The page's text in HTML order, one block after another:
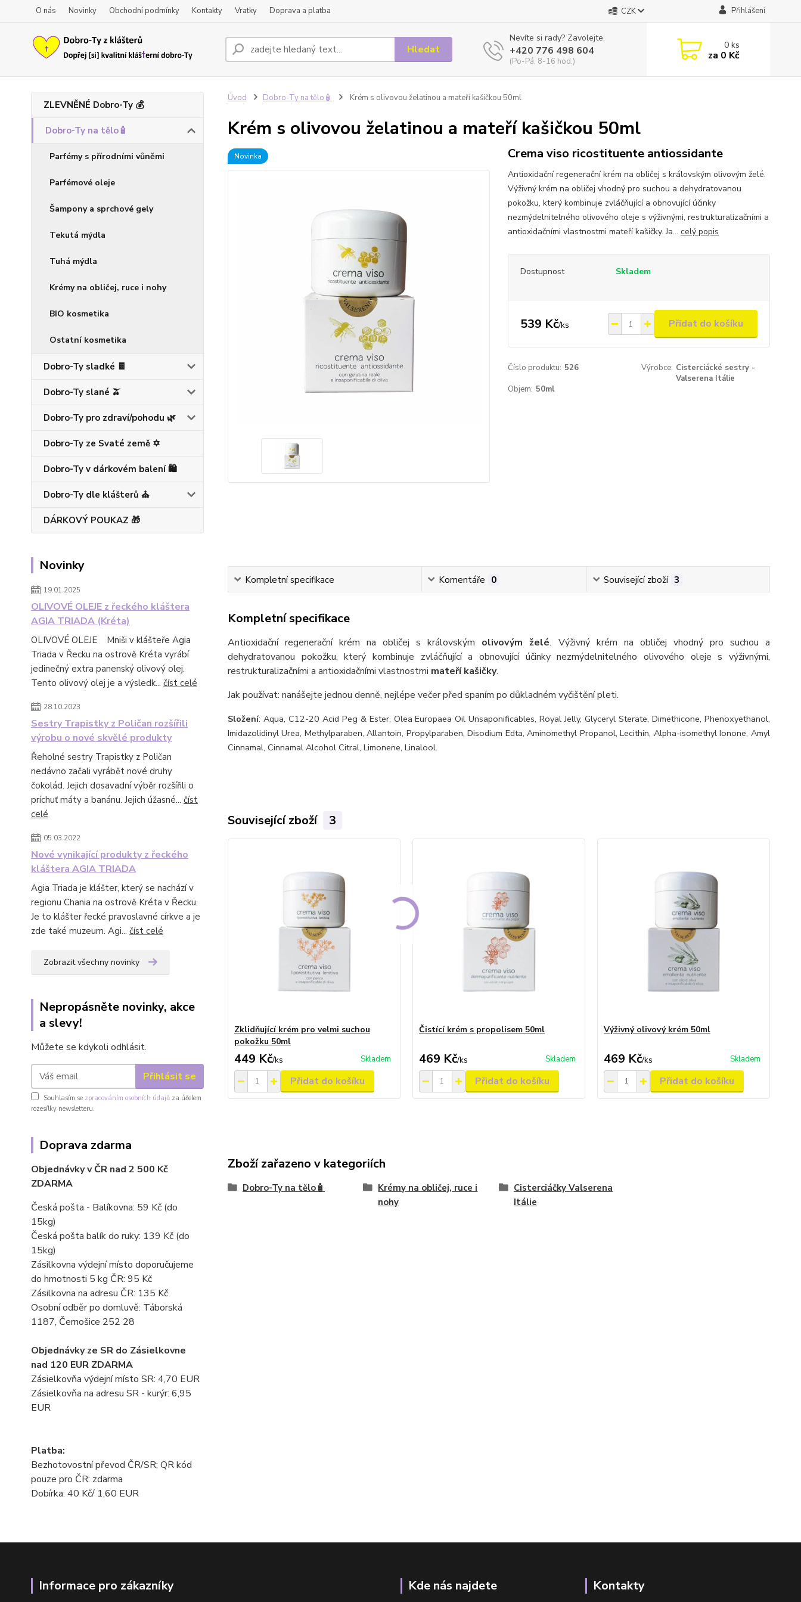
O nás Novinky Obchodní podmínky Kontakty Vratky Doprava a platba CZK Přihlášení
Hledat
Nevíte si rady? Zavolejte.
+420 776 498 604
(Po-Pá, 8-16 hod.)
0ks
za 0 Kč
ZLEVNĚNÉ Dobro-Ty 💰
Dobro-Ty na tělo🧴
Parfémy s přírodními vůněmi
Parfémové oleje
Šampony a sprchové gely
Tekutá mýdla
Tuhá mýdla
Krémy na obličej, ruce i nohy
BIO kosmetika
Ostatní kosmetika
Dobro-Ty sladké 🍫
Dobro-Ty slané 🫒
Dobro-Ty pro zdraví/pohodu 🌿
Dobro-Ty ze Svaté země ✡️
Dobro-Ty v dárkovém balení 🛍️
Dobro-Ty dle klášterů ⛪
DÁRKOVÝ POUKAZ 🎁
Novinky
19.01.2025
OLIVOVÉ OLEJE z řeckého kláštera
AGIA TRIADA (Kréta)
OLIVOVÉ OLEJE Mniši v klášteře Agia
Triada v Řecku na ostrově Kréta vyrábí
jedinečný extra panenský olivový olej.
Tento olivový olej je a výsledk... číst celé
28.10.2023
Sestry Trapistky z Poličan rozšířili
výrobu o nové skvělé produkty
Řeholné sestry Trapistky z Poličan
nedávno začali vyrábět nové druhy
čokolád. Jejich dosavadní výběr rozšířili o
príchuť máty a banánu. Jejich úžasné... číst
celé
05.03.2022
Nové vynikající produkty z řeckého
kláštera AGIA TRIADA
Agia Triada je klášter, který se nachází v
regionu Chania na ostrově Kréta v Řecku.
Je to klášter řecké pravoslavné církve a je
zde také muzeum. Agi... číst celé
Zobrazit všechny novinky
Nepropásněte novinky, akce
a slevy!
Můžete se kdykoli odhlásit.
Přihlásit se
Souhlasím se zpracováním osobních údajů za účelem
rozesílky newsletteru.
Doprava zdarma
Objednávky v ČR nad 2 500 Kč
ZDARMA
Česká pošta - Balíkovna: 59 Kč (do
15kg)
Česká pošta balík do ruky: 139 Kč (do
15kg)
Zásilkovna výdejní místo doporučujeme
do hmotnosti 5 kg ČR: 95 Kč
Zásilkovna na adresu ČR: 135 Kč
Osobní odběr po domluvě: Táborská
1187, Černošice 252 28
Objednávky ze SR do Zásielkovne
nad 120 EUR ZDARMA
Zásielkovňa výdejní místo SR: 4,70 EUR
Zásielkovňa na adresu SR - kurýr: 6,95
EUR
Platba:
Bezhotovostní převod ČR/SR; QR kód
pouze pro ČR: zdarma
Dobírka: 40 Kč/ 1,60 EUR
Úvod Dobro-Ty na tělo🧴 Krém s olivovou želatinou a mateří kašičkou 50ml
Krém s olivovou želatinou a mateří kašičkou 50ml
Novinka Crema viso ricostituente antiossidante
Antioxidační regenerační krém na obličej s královským olivovým želé.
Výživný krém na obličej vhodný pro suchou a dehydratovanou
pokožku, který kombinuje zvláčňující a obnovující účinky
nezmýdelnitelného olivového oleje s výživnými, restrukturalizačními a
antioxidačními vlastnostmi mateří kašičky. Ja... celý popis
Dostupnost Skladem
539 Kč/ks Přidat do košíku
Číslo produktu: 526 Výrobce: Cisterciácké sestry -
Valserena Itálie
Objem: 50ml
Kompletní specifikace Komentáře 0 Související zboží 3
Kompletní specifikace
Antioxidační regenerační krém na obličej s královským olivovým želé. Výživný krém na obličej vhodný pro suchou a
dehydratovanou pokožku, který kombinuje zvláčňující a obnovující účinky nezmýdelnitelného olivového oleje s výživnými,
restrukturalizačními a antioxidačními vlastnostmi mateří kašičky.
Jak používat: nanášejte jednou denně, nejlépe večer před spaním po důkladném vyčištění pleti.
Složení: Aqua, C12-20 Acid Peg & Ester, Olea Europaea Oil Unsaponificables, Royal Jelly, Glyceryl Sterate, Dimethicone, Phenoxyethanol,
Imidazolidinyl Urea, Methylparaben, Allantoin, Propylparaben, Disodium Edta, Aminomethyl Propanol, Lecithin, Alpha-isomethyl Ionone, Amyl
Cinnamal, Cinnamal Alcohol Citral, Limonene, Linalool.
Související zboží 3
Zklidňující krém pro velmi suchou
pokožku 50ml
449 Kč/ks Skladem
Přidat do košíku
Čistící krém s propolisem 50ml
469 Kč/ks Skladem
Přidat do košíku
Výživný olivový krém 50ml
469 Kč/ks Skladem
Přidat do košíku
Zboží zařazeno v kategoriích
Dobro-Ty na tělo🧴
Krémy na obličej, ruce i
nohy
Cisterciáčky Valserena
Itálie
Informace pro zákazníky Kde nás najdete Kontakty